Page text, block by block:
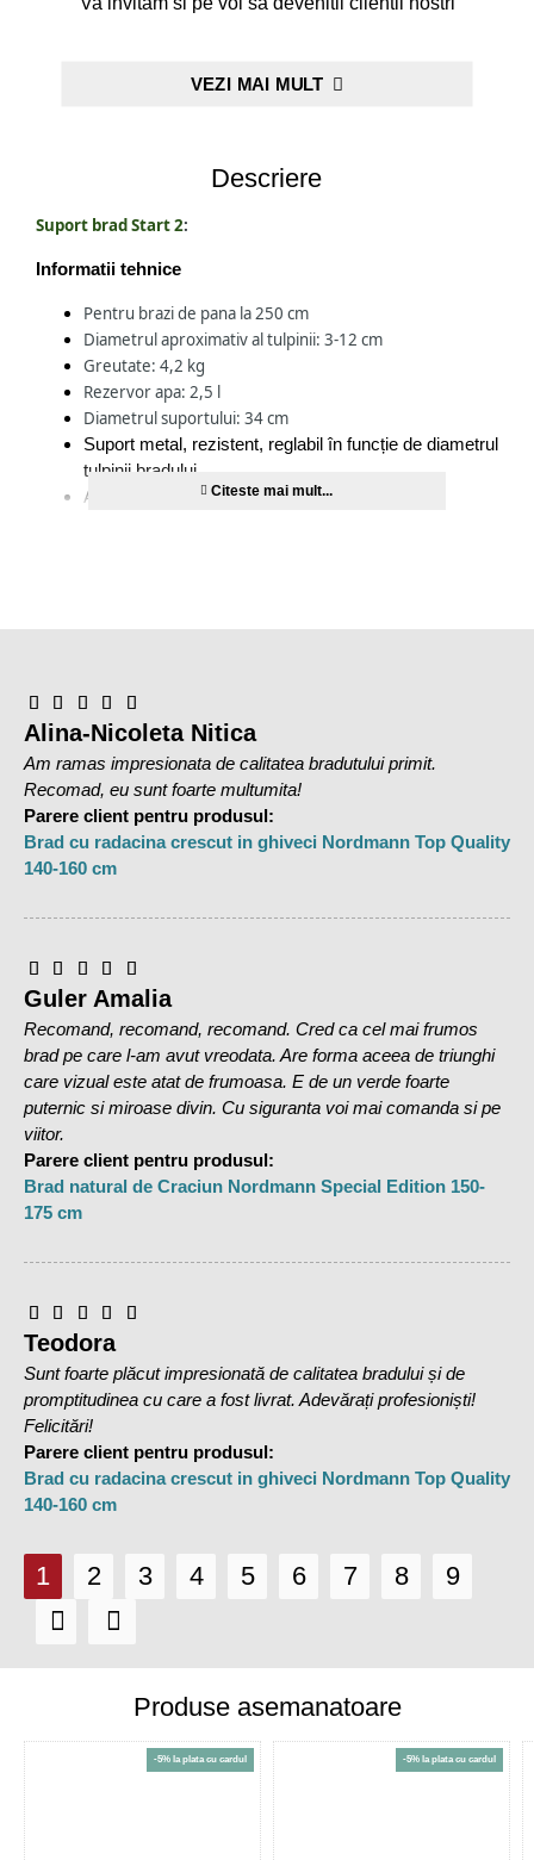
Descriere
Suport brad Start 2:
Informatii tehnice
Pentru brazi de pana la 250 cm
Diametrul aproximativ al tulpinii: 3-12 cm
Greutate: 4,2 kg
Rezervor apa: 2,5 l
Diametrul suportului: 34 cm
Suport metal, rezistent, reglabil în funcție de diametrul
tulpinii bradului
Actionare cu pedala
Culoare: verde
Instrucțiuni:
Se așează pomul în poziție verticală și se
piciorului până când pomul este fix. Pentru a scoate pomul
din suport se ridică siguranța.
VEZI MAI MULT
Alina-Nicoleta Nitica
Am ramas impresionata de calitatea bradutului primit.
Recomad, eu sunt foarte multumita!
Parere client pentru produsul:
Brad cu radacina crescut in ghiveci Nordmann Top Quality
140-160 cm
Guler Amalia
Recomand, recomand, recomand. Cred ca cel mai frumos
brad pe care l-am avut vreodata. Are forma aceea de triunghi
care vizual este atat de frumoasa. E de un verde foarte
puternic si miroase divin. Cu siguranta voi mai comanda si pe
viitor.
Parere client pentru produsul:
Brad natural de Craciun Nordmann Special Edition 150-
175 cm
Teodora
Sunt foarte plăcut impresionată de calitatea bradului și de
promptitudinea cu care a fost livrat. Adevărați profesioniști!
Felicitări!
Parere client pentru produsul:
Brad cu radacina crescut in ghiveci Nordmann Top Quality
140-160 cm
1 2 3 4 5 6 7 8 9
Produse asemanatoare
-5% la plata cu cardul -5% la plata cu cardul